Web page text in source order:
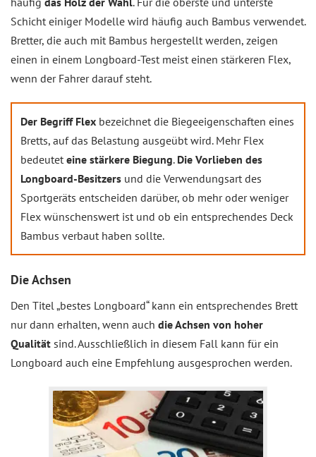
Schicht einiger Modelle wird häufig auch Bambus verwendet.
Bretter, die auch mit Bambus hergestellt werden, zeigen
einen in einem Longboard-Test meist einen stärkeren Flex,
wenn der Fahrer darauf steht.
Der Begriff Flex bezeichnet die Biegeeigenschaften eines
Bretts, auf das Belastung ausgeübt wird. Mehr Flex
bedeutet eine stärkere Biegung. Die Vorlieben des
Longboard-Besitzers und die Verwendungsart des
Sportgeräts entscheiden darüber, ob mehr oder weniger
Flex wünschenswert ist und ob ein entsprechendes Deck
Bambus verbaut haben sollte.
Die Achsen
Den Titel „bestes Longboard“ kann ein entsprechendes Brett
nur dann erhalten, wenn auch die Achsen von hoher
Qualität sind. Ausschließlich in diesem Fall kann für ein
Longboard auch eine Empfehlung ausgesprochen werden.